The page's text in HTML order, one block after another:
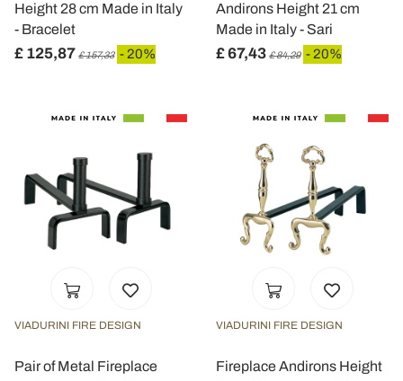
Height 28 cm Made in Italy
- Bracelet
£ 125,87 £ 157,33 - 20%
Andirons Height 21 cm
Made in Italy - Sari
£ 67,43 £ 84,29 - 20%
VIADURINI FIRE DESIGN
Pair of Metal Fireplace
VIADURINI FIRE DESIGN
Fireplace Andirons Height